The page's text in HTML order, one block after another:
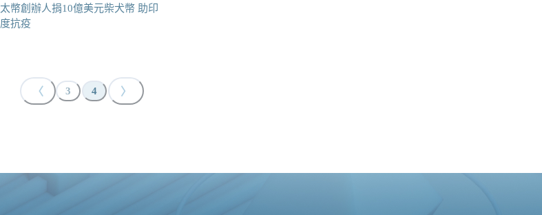
太幣創辦人捐10億美元柴犬幣 助印
度抗疫
〈 3 4 〉